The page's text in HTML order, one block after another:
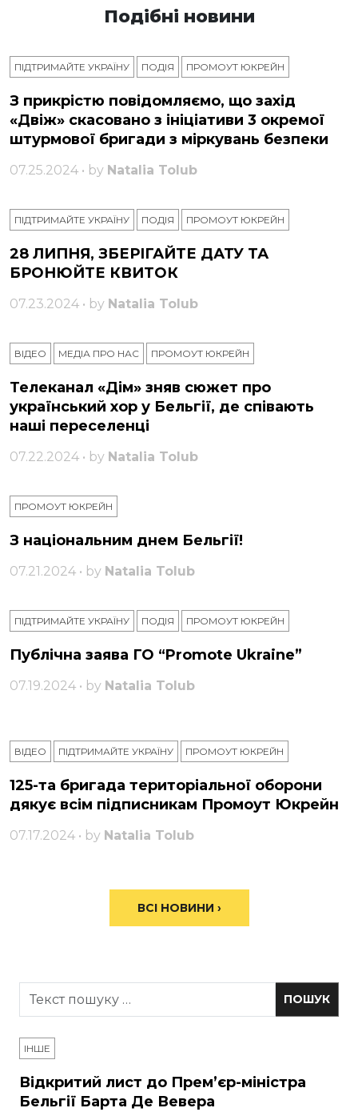
Подібні новини
ПІДТРИМАЙТЕ УКРАЇНУ ПОДІЯ ПРОМОУТ ЮКРЕЙН
З прикрістю повідомляємо, що захід
«Двіж» скасовано з ініціативи 3 окремої
штурмової бригади з міркувань безпеки
07.25.2024 • by Natalia Tolub
ПІДТРИМАЙТЕ УКРАЇНУ ПОДІЯ ПРОМОУТ ЮКРЕЙН
28 ЛИПНЯ, ЗБЕРІГАЙТЕ ДАТУ ТА
БРОНЮЙТЕ КВИТОК
07.23.2024 • by Natalia Tolub
ВІДЕО МЕДІА ПРО НАС ПРОМОУТ ЮКРЕЙН
Телеканал «Дім» зняв сюжет про
український хор у Бельгії, де співають
наші переселенці
07.22.2024 • by Natalia Tolub
ПРОМОУТ ЮКРЕЙН
З національним днем ​​Бельгії!
07.21.2024 • by Natalia Tolub
ПІДТРИМАЙТЕ УКРАЇНУ ПОДІЯ ПРОМОУТ ЮКРЕЙН
Публічна заява ГО “Promote Ukraine”
07.19.2024 • by Natalia Tolub
ВІДЕО ПІДТРИМАЙТЕ УКРАЇНУ ПРОМОУТ ЮКРЕЙН
125-та бригада територіальної оборони
дякує всім підписникам Промоут Юкрейн
07.17.2024 • by Natalia Tolub
ВСІ НОВИНИ ›
ІНШЕ
Відкритий лист до Прем’єр-міністра
Бельгії Барта Де Вевера